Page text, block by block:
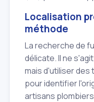
Localisation
méthode
La recherche de
délicate. Il ne
mais d'utiliser
pour identifier
artisans